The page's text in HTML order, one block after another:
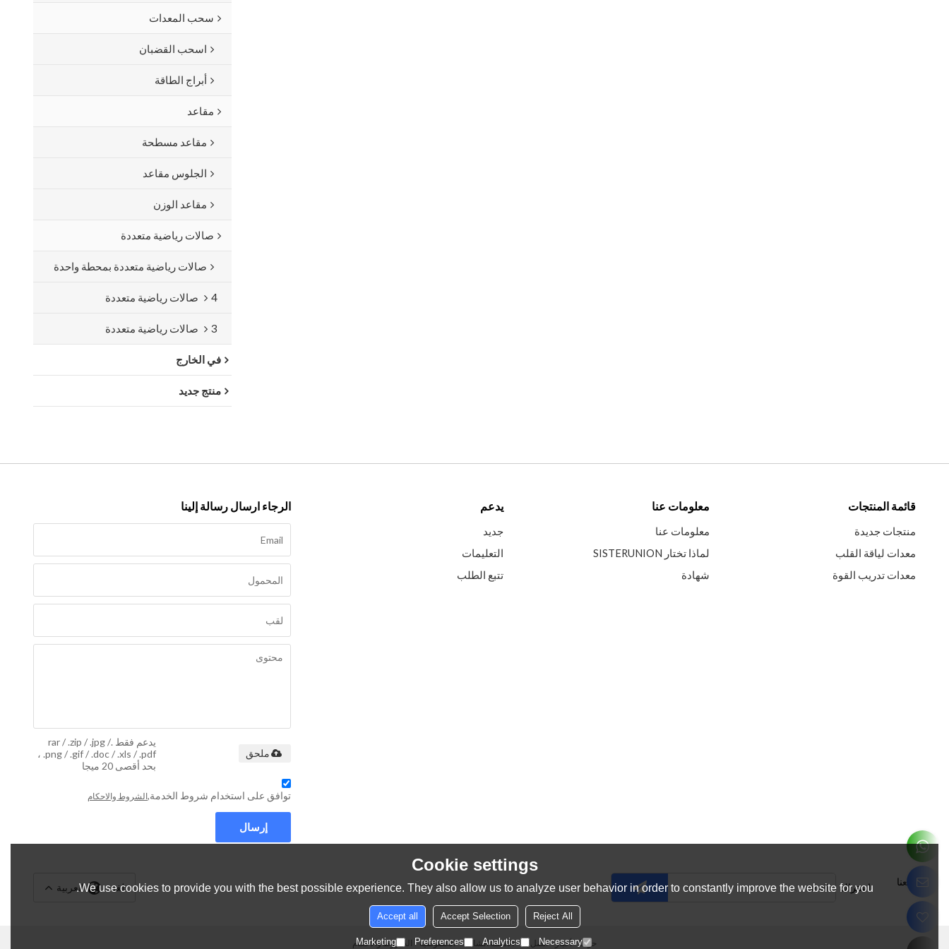
سحب المعدات
اسحب القضبان
أبراج الطاقة
مقاعد
مقاعد مسطحة
الجلوس مقاعد
مقاعد الوزن
صالات رياضية متعددة
صالات رياضية متعددة بمحطة واحدة
4 صالات رياضية متعددة
3 صالات رياضية متعددة
في الخارج
منتج جديد
قائمة المنتجات
منتجات جديدة
معدات لياقة القلب
معدات تدريب القوة
معلومات عنا
معلومات عنا
لماذا تختار SISTERUNION
شهادة
يدعم
جديد
التعليمات
تتبع الطلب
الرجاء ارسال رسالة إلينا
يدعم فقط .rar / .zip / .jpg /
.png / .gif / .doc / .xls / .pdf ،
بحد أقصى 20 ميجا
ملحق
توافق على استخدام شروط الخدمة,الشروط والاحكام
إرسال
تابعنا اشتراك لغة: العربية
حولنا أخبار اتصل بنا الأسئلة الشائعة الخصوصية الشروط والاحكام
Cookie settings
We use cookies to provide you with the best possible experience. They also allow us to analyze user behavior in order to constantly improve the website for you.
Reject All
Accept Selection
Accept all
Necessary
Analytics
Preferences
Marketing